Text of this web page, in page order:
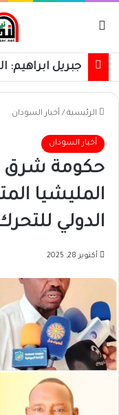
الرئيسية / أخبار السودان
أخبار السودان
حكومة شرق
المليشيا
الدولي
أكتوبر 28, 2025